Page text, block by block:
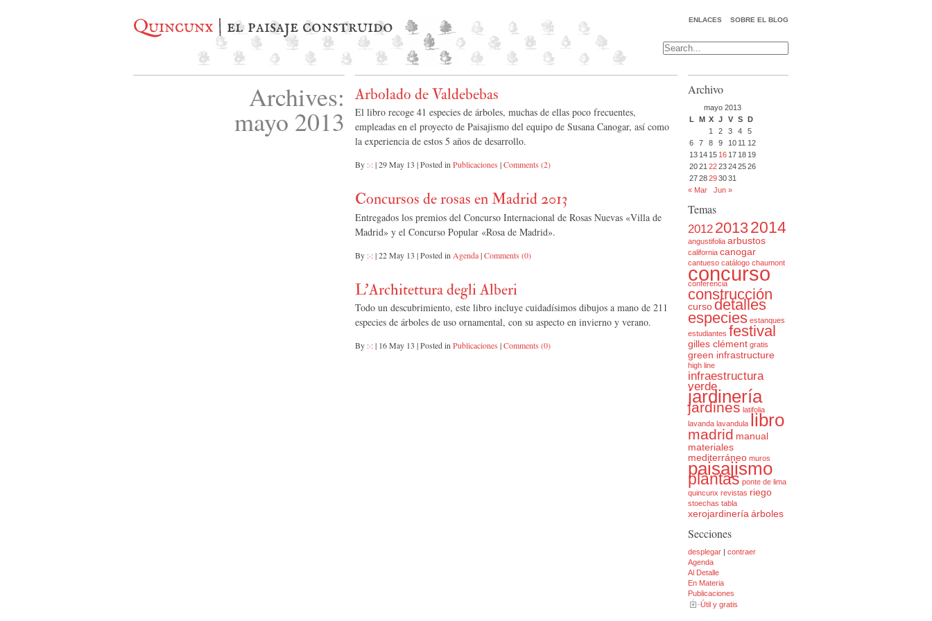
SOBRE EL BLOG
ENLACES
Quincunx | el paisaje construido
Archives:
mayo 2013
Arbolado de Valdebebas
El libro recoge 41 especies de árboles, muchas de ellas poco frecuentes,
empleadas en el proyecto de Paisajismo del equipo de Susana Canogar, así como
la experiencia de estos 5 años de desarrollo.
By :·:|29 May 13 |Posted inPublicaciones |Comments (2)
Concursos de rosas en Madrid 2013
Entregados los premios del Concurso Internacional de Rosas Nuevas «Villa de
Madrid» y el Concurso Popular «Rosa de Madrid».
By :·:|22 May 13 |Posted in Agenda|Comments (0)
L’Architettura degli Alberi
Todo un descubrimiento, este libro incluye cuidadísimos dibujos a mano de 211
especies de árboles de uso ornamental, con su aspecto en invierno y verano.
By :·:| 16 May 13 |Posted in Publicaciones |Comments (0)
Archivo
mayo 2013
L
M X J V S D
1
2 3 4
5
6
7 8 9 10 11 12
13 14 15 16 17 18 19
2021 2223242526
2728293031
« Mar
Jun »
Temas
2012 20132014
angustifolia arbustos
california canogar
cantueso catálogo chaumont
concurso
conferencia
construcción
cursodetalles
especies estanques
estudiantes festival
gilles clément gratis
green infrastructure
high line
infraestructura
verde
jardinería
jardines latifolia
lavanda lavandula libro
madrid manual
materiales
mediterráneo muros
paisajismo
plantas ponte de lima
quincunx revistas riego
stoechas tabla
xerojardinería árboles
Secciones
desplegar | contraer
Agenda
Al Detalle
En Materia
Publicaciones
Útil y gratis